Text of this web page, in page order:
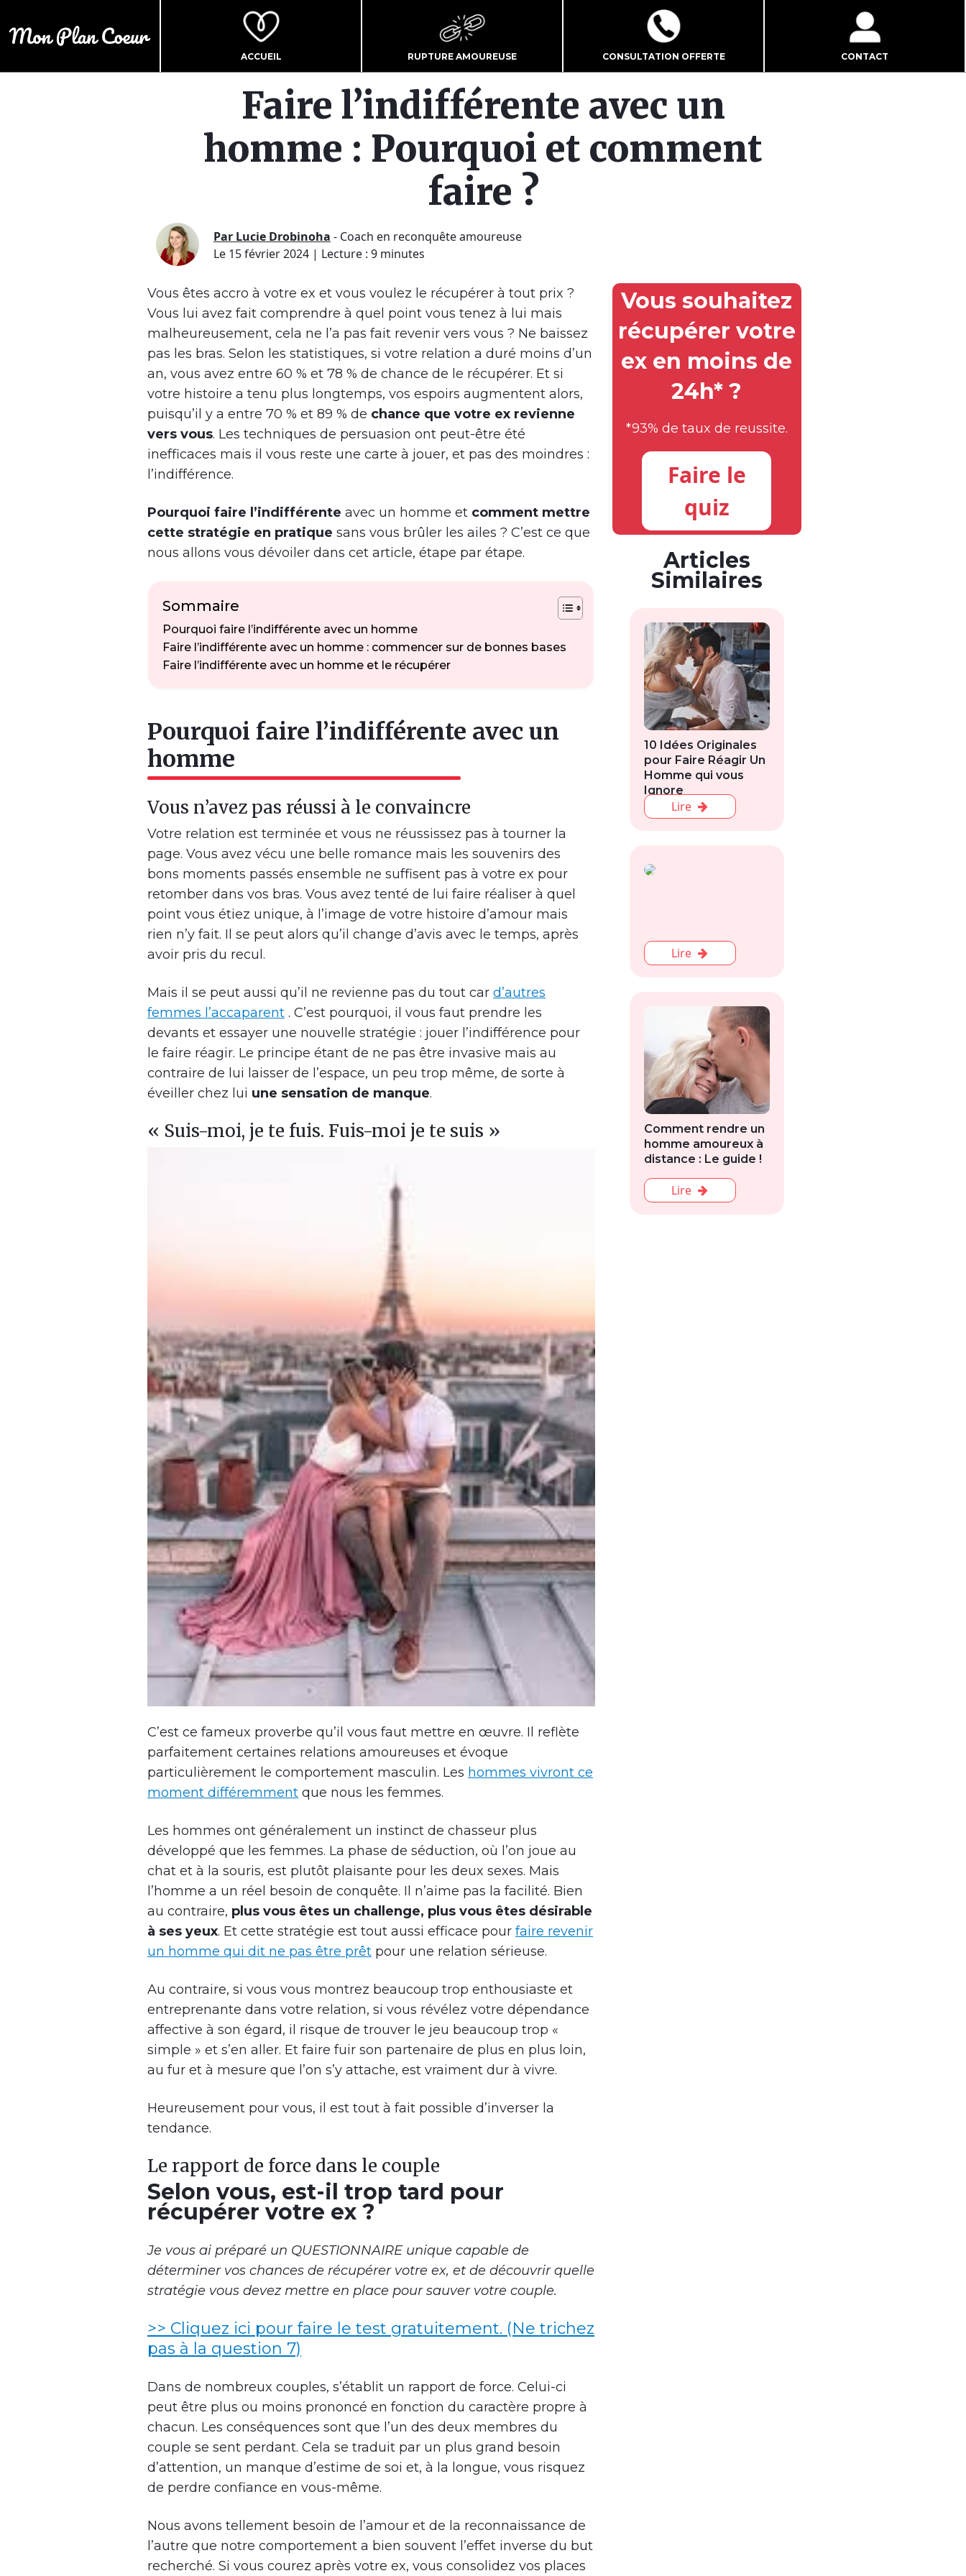
ACCUEIL RUPTURE AMOUREUSE CONSULTATION OFFERTE CONTACT
Faire l’indifférente avec un
homme : Pourquoi et comment
faire ?
Par Lucie Drobinoha - Coach en reconquête amoureuse
Le 15 février 2024 | Lecture : 9 minutes
Vous êtes accro à votre ex et vous voulez le récupérer à tout prix ?
Vous lui avez fait comprendre à quel point vous tenez à lui mais
malheureusement, cela ne l’a pas fait revenir vers vous ? Ne baissez
pas les bras. Selon les statistiques, si votre relation a duré moins d’un
an, vous avez entre 60 % et 78 % de chance de le récupérer. Et si
votre histoire a tenu plus longtemps, vos espoirs augmentent alors,
puisqu’il y a entre 70 % et 89 % de chance que votre ex revienne
vers vous. Les techniques de persuasion ont peut-être été
inefficaces mais il vous reste une carte à jouer, et pas des moindres :
l’indifférence.
Pourquoi faire l’indifférente avec un homme et comment mettre
cette stratégie en pratique sans vous brûler les ailes ? C’est ce que
nous allons vous dévoiler dans cet article, étape par étape.
Sommaire
Pourquoi faire l’indifférente avec un homme
Faire l’indifférente avec un homme : commencer sur de bonnes bases
Faire l’indifférente avec un homme et le récupérer
Pourquoi faire l’indifférente avec un
homme
Vous n’avez pas réussi à le convaincre
Votre relation est terminée et vous ne réussissez pas à tourner la
page. Vous avez vécu une belle romance mais les souvenirs des
bons moments passés ensemble ne suffisent pas à votre ex pour
retomber dans vos bras. Vous avez tenté de lui faire réaliser à quel
point vous étiez unique, à l’image de votre histoire d’amour mais
rien n’y fait. Il se peut alors qu’il change d’avis avec le temps, après
avoir pris du recul.
Mais il se peut aussi qu’il ne revienne pas du tout car d’autres
femmes l’accaparent . C’est pourquoi, il vous faut prendre les
devants et essayer une nouvelle stratégie : jouer l’indifférence pour
le faire réagir. Le principe étant de ne pas être invasive mais au
contraire de lui laisser de l’espace, un peu trop même, de sorte à
éveiller chez lui une sensation de manque.
« Suis-moi, je te fuis. Fuis-moi je te suis »
C’est ce fameux proverbe qu’il vous faut mettre en œuvre. Il reflète
parfaitement certaines relations amoureuses et évoque
particulièrement le comportement masculin. Les hommes vivront ce
moment différemment que nous les femmes.
Les hommes ont généralement un instinct de chasseur plus
développé que les femmes. La phase de séduction, où l’on joue au
chat et à la souris, est plutôt plaisante pour les deux sexes. Mais
l’homme a un réel besoin de conquête. Il n’aime pas la facilité. Bien
au contraire, plus vous êtes un challenge, plus vous êtes désirable
à ses yeux. Et cette stratégie est tout aussi efficace pour faire revenir
un homme qui dit ne pas être prêt pour une relation sérieuse.
Au contraire, si vous vous montrez beaucoup trop enthousiaste et
entreprenante dans votre relation, si vous révélez votre dépendance
affective à son égard, il risque de trouver le jeu beaucoup trop «
simple » et s’en aller. Et faire fuir son partenaire de plus en plus loin,
au fur et à mesure que l’on s’y attache, est vraiment dur à vivre.
Heureusement pour vous, il est tout à fait possible d’inverser la
tendance.
Le rapport de force dans le couple
Selon vous, est-il trop tard pour
récupérer votre ex ?
Je vous ai préparé un QUESTIONNAIRE unique capable de
déterminer vos chances de récupérer votre ex, et de découvrir quelle
stratégie vous devez mettre en place pour sauver votre couple.
>> Cliquez ici pour faire le test gratuitement. (Ne trichez
pas à la question 7)
Dans de nombreux couples, s’établit un rapport de force. Celui-ci
peut être plus ou moins prononcé en fonction du caractère propre à
chacun. Les conséquences sont que l’un des deux membres du
couple se sent perdant. Cela se traduit par un plus grand besoin
d’attention, un manque d’estime de soi et, à la longue, vous risquez
de perdre confiance en vous-même.
Nous avons tellement besoin de l’amour et de la reconnaissance de
l’autre que notre comportement a bien souvent l’effet inverse du but
recherché. Si vous courez après votre ex, vous consolidez vos places
Vous souhaitez
récupérer votre
ex en moins de
24h* ?
*93% de taux de reussite.
Faire le
quiz
Articles
Similaires
10 Idées Originales
pour Faire Réagir Un
Homme qui vous
Ignore
Lire
Lire
Comment rendre un
homme amoureux à
distance : Le guide !
Lire